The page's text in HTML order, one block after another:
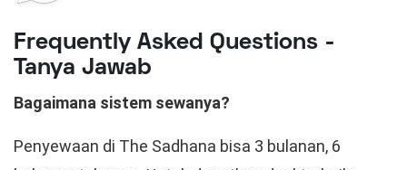
Frequently Asked Questions -
Tanya Jawab
Bagaimana sistem sewanya?
Penyewaan di The Sadhana bisa 3 bulanan, 6